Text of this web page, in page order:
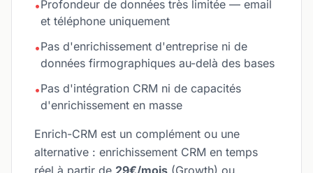
•Profondeur de données très limitée — email
et téléphone uniquement
•Pas d'enrichissement d'entreprise ni de
données firmographiques au-delà des bases
•Pas d'intégration CRM ni de capacités
d'enrichissement en masse
Enrich-CRM est un complément ou une
alternative : enrichissement CRM en temps
réel à partir de 29€/mois (Growth) ou